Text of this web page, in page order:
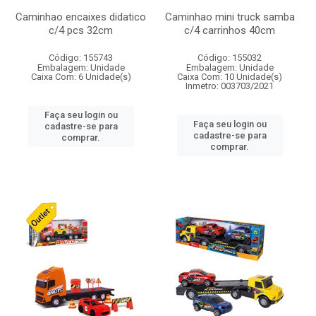
Caminhao encaixes didatico
c/4 pcs 32cm
Código: 155743
Embalagem: Unidade
Caixa Com: 6 Unidade(s)
Faça seu login ou
cadastre-se para
comprar.
Caminhao mini truck samba
c/4 carrinhos 40cm
Código: 155032
Embalagem: Unidade
Caixa Com: 10 Unidade(s)
Inmetro: 003703/2021
Faça seu login ou
cadastre-se para
comprar.